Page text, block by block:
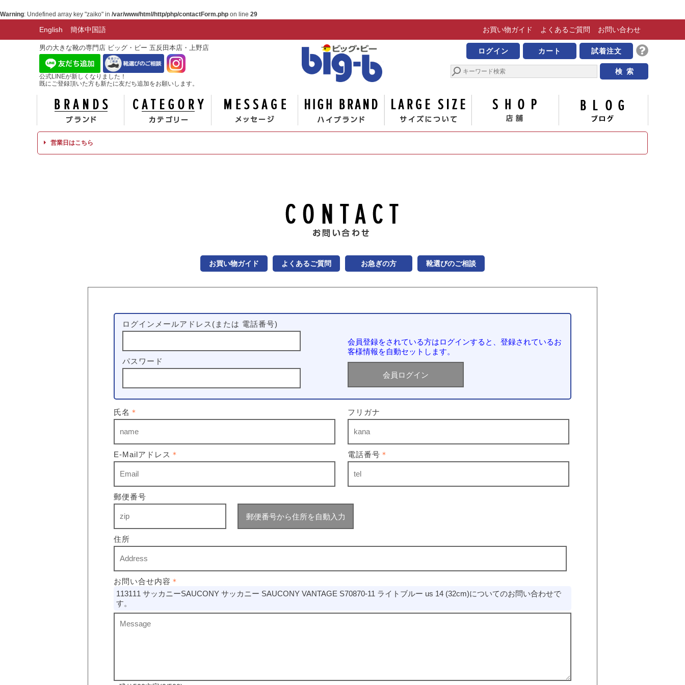
Warning: Undefined array key "zaiko" in /var/www/html/http/php/contactForm.php on line 29
English 簡体中国語 お買い物ガイド よくある ご質問 お問い合わせ
男の大きな靴の専門店 ビッグ・ビー 五反田本店・上野店
公式LINEが新しくなりました！
既にご登録頂いた方も新たに友だち追加をお願いします。
男の大きな靴の専門店 ビッグ
ログイン カート 試着注文
ブランド カテゴリー メッセージ ハイブランド サイズについて
営業日はこちら
お買い物ガイド よくあるご質問 お急ぎの方 靴選びのご相談
ログインメールアドレス(または 電話番号)
会員登録をされている方はログインすると、登録されているお
客様情報を自動セットします。
パスワード
氏名 ＊ フリガナ
E-Mailアドレス ＊ 電話番号 ＊
郵便番号
郵便番号から住所を自動入力
住所
お問い合せ内容 ＊
113111 サッカニーSAUCONY サッカニー SAUCONY VANTAGE S70870-11 ライトブルー us 14 (32cm)についてのお問い合わせで
す。